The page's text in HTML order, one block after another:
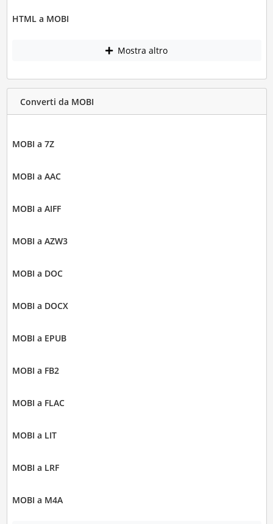
HTML a MOBI
Mostra altro
Converti da MOBI
MOBI a 7Z
MOBI a AAC
MOBI a AIFF
MOBI a AZW3
MOBI a DOC
MOBI a DOCX
MOBI a EPUB
MOBI a FB2
MOBI a FLAC
MOBI a LIT
MOBI a LRF
MOBI a M4A